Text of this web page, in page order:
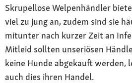
Skrupellose Welpenhändler
viel zu jung an, zudem sind sie
mitunter nach kurzer Zeit an
Mitleid sollten unseriösen
keine Hunde abgekauft
auch dies ihren Handel.